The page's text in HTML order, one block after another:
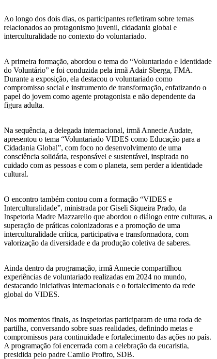
Ao longo dos dois dias, os participantes refletiram sobre temas
relacionados ao protagonismo juvenil, cidadania global e
interculturalidade no contexto do voluntariado.
A primeira formação, abordou o tema do “Voluntariado e Identidade
do Voluntário” e foi conduzida pela irmã Adair Sberga, FMA.
Durante a exposição, ela destacou o voluntariado como
compromisso social e instrumento de transformação, enfatizando o
papel do jovem como agente protagonista e não dependente da
figura adulta.
Na sequência, a delegada internacional, irmã Annecie Audate,
apresentou o tema “Voluntariado VIDES como Educação para a
Cidadania Global”, com foco no desenvolvimento de uma
consciência solidária, responsável e sustentável, inspirada no
cuidado com as pessoas e com o planeta, sem perder a identidade
cultural.
O encontro também contou com a formação “VIDES e
Interculturalidade”, ministrada por Giseli Siqueira Prado, da
Inspetoria Madre Mazzarello que abordou o diálogo entre culturas, a
superação de práticas colonizadoras e a promoção de uma
interculturalidade crítica, participativa e transformadora, com
valorização da diversidade e da produção coletiva de saberes.
Ainda dentro da programação, irmã Annecie compartilhou
experiências de voluntariado realizadas em 2024 no mundo,
destacando iniciativas internacionais e o fortalecimento da rede
global do VIDES.
Nos momentos finais, as inspetorias participaram de uma roda de
partilha, conversando sobre suas realidades, definindo metas e
compromissos para continuidade e fortalecimento das ações no país.
A programação foi encerrada com a celebração da eucaristia,
presidida pelo padre Camilo Profiro, SDB.